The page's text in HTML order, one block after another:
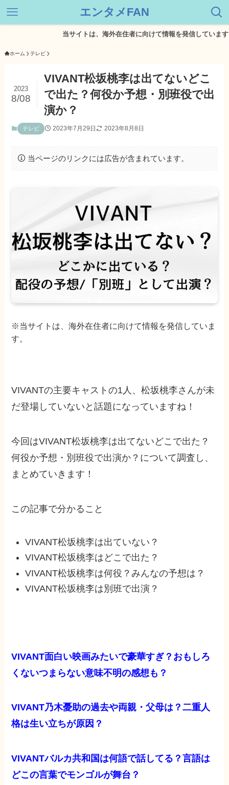
エンタメFAN
当サイトは、海外在住者に向けて情報を発信しています。
ホーム テレビ
VIVANT松坂桃李は出てないどこ
で出た？何役か予想・別班役で出
演か？
2023
8/08
テレビ 2023年7月29日 2023年8月8日
当ページのリンクには広告が含まれています。
※当サイトは、海外在住者に向けて情報を発信していま
す。
VIVANTの主要キャストの1人、松坂桃李さんが未
だ登場していないと話題になっていますね！
今回はVIVANT松坂桃李は出てないどこで出た？
何役か予想・別班役で出演か？について調査し、
まとめていきます！
この記事で分かること
VIVANT松坂桃李は出ていない？
VIVANT松坂桃李はどこで出た？
VIVANT松坂桃李は何役？みんなの予想は？
VIVANT松坂桃李は別班で出演？
VIVANT面白い映画みたいで豪華すぎ？おもしろ
くないつまらない意味不明の感想も？
VIVANT乃木憂助の過去や両親・父母は？二重人
格は生い立ちが原因？
VIVANTバルカ共和国は何語で話してる？言語は
どこの言葉でモンゴルが舞台？